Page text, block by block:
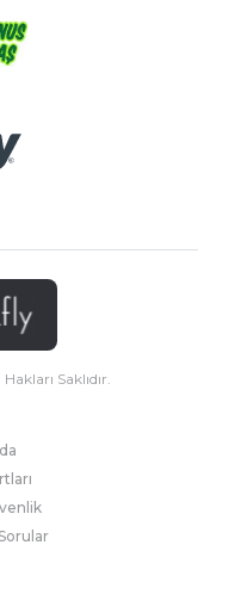
Saklıdır.